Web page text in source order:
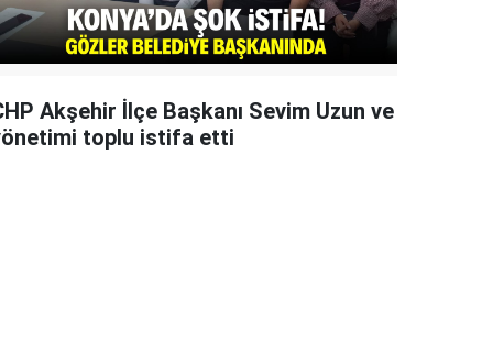
Akşehir İlçe Başkanı Sevim Uzun ve
toplu istifa etti